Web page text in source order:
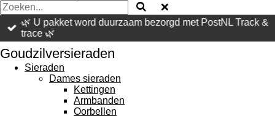
🌿 U pakket word duurzaam bezorgd met PostNL Track &
trace 🌿
Goudzilversieraden
Sieraden
Dames sieraden
Kettingen
Armbanden
Oorbellen